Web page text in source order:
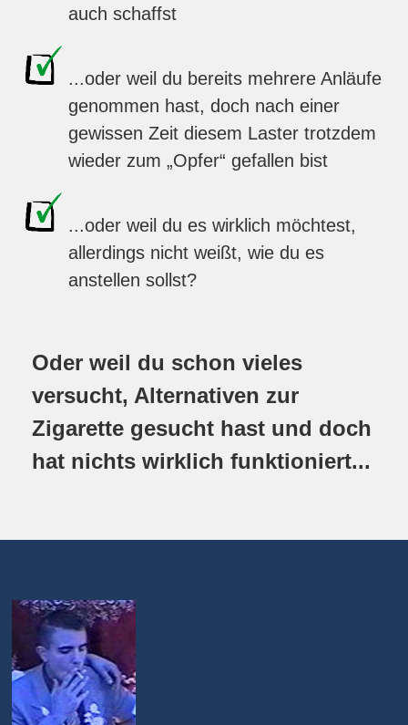
auch schaffst
...oder weil du bereits mehrere Anläufe
genommen hast, doch nach einer
gewissen Zeit diesem Laster trotzdem
wieder zum „Opfer“ gefallen bist
...oder weil du es wirklich möchtest,
allerdings nicht weißt, wie du es
anstellen sollst?
Oder weil du schon vieles
versucht, Alternativen zur
Zigarette gesucht hast und doch
hat nichts wirklich funktioniert...